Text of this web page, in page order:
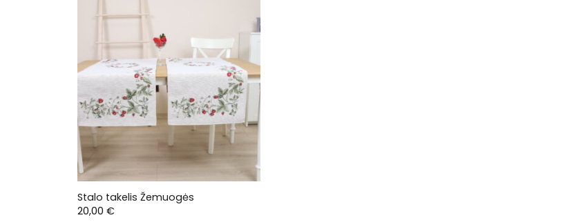
Stalo takelis Žemuogės
20,00 €